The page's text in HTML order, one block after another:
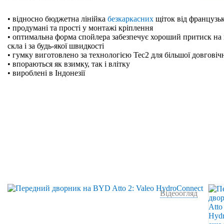
• відносно бюджетна лінійка безкаркасних щіток від
• продумані та прості у монтажі кріплення
• оптимальна форма спойлера забезпечує хороший притиск на
скла і за будь-якої швидкості
• гумку виготовлено за технологією Tec2 для більшої
• впораються як взимку, так і влітку
• вироблені в Індонезії
Відеоогляд